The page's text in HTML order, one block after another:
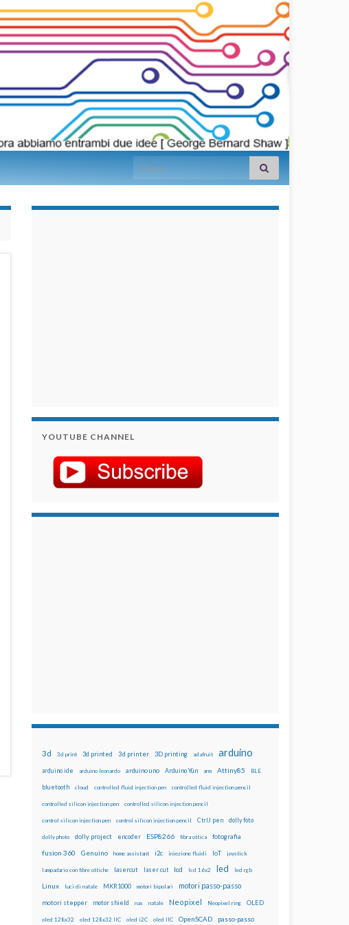
Search for:
YOUTUBE CHANNEL
3d 3d print 3d printed 3d printer 3D printing adafruit arduino
arduino ide arduino leonardo arduino uno Arduino Yún arm Attiny85 BLE
bluetooth cloud controlled fluid injection pen controlled fluid injection pencil
controlled silicon injection pen controlled silicon injection pencil
control silicon injection pen control silicon injection pencil CtrlJ pen dolly foto
dolly photo dolly project encoder ESP8266 fibra ottica fotografia
fusion 360 Genuino home assistant i2c iniezione fluidi IoT joystick
lampadario con fibre ottiche lasercut laser cut lcd lcd 16x2 led led rgb
Linux luci di natale MKR1000 motori bipolari motori passo-passo
motori stepper motor shield nas natale Neopixel Neopixel ring OLED
oled 128x32 oled 128x32 IIC oled i2C oled IIC OpenSCAD passo-passo